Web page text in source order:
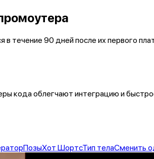
в течение 90 днейпосле их первого
кода облегчают интеграцию и
ПозыХот ШортсТип телаСменить